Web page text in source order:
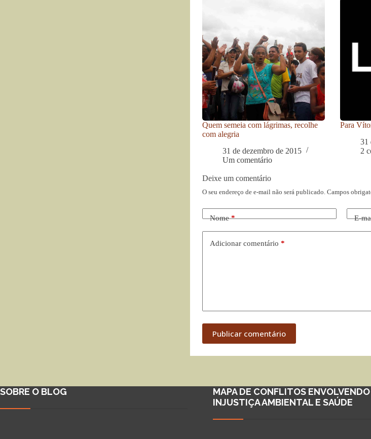
Quem semeia com lágrimas, recolhe
com alegria
31 de dezembro de 2015
Um comentário
Para
31
2
Deixe um comentário
O seu endereço de e-mail não será publicado. Campos
Nome* E-
Adicionar comentário *
Publicar comentário
SOBRE O BLOG
MAPA DE CONFLITOS ENVOLVENDO
INJUSTIÇA AMBIENTAL E SAÚDE